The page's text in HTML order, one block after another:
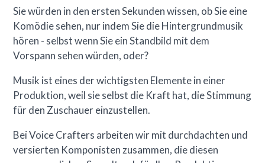
Sie würden in den ersten Sekunden wissen, ob Sie eine
Komödie sehen, nur indem Sie die Hintergrundmusik
hören - selbst wenn Sie ein Standbild mit dem
Vorspann sehen würden, oder?
Musik ist eines der wichtigsten Elemente in einer
Produktion, weil sie selbst die Kraft hat, die Stimmung
für den Zuschauer einzustellen.
Bei Voice Crafters arbeiten wir mit durchdachten und
versierten Komponisten zusammen, die diesen